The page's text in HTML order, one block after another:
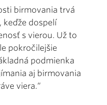
birmovania trvá
keďže dospelí
s vierou. Už to
pokročilejšie
podmienka
aj birmovania
viera.“